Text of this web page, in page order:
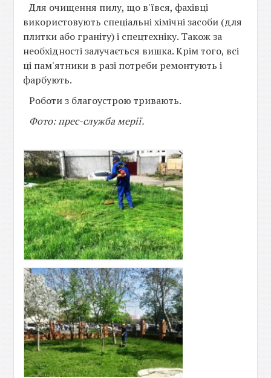
Для очищення пилу, що в'ївся, фахівці
використовують спеціальні хімічні засоби (для
плитки або граніту) і спецтехніку. Також за
необхідності залучається вишка. Крім того, всі
ці пам'ятники в разі потреби ремонтують і
фарбують.
Роботи з благоустрою тривають.
Фото: прес-служба мерії.